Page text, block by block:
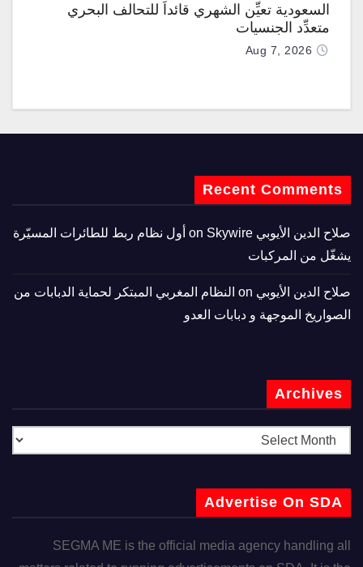
السعودية تعيِّن الشهري قائداً للتحالف البحري
متعدِّد الجنسيات
Aug 7, 2026
Recent Comments
صلاح الدين الأيوبي
Skywire أول نظام ربط للطائرات المسيّرة
يشغّل من المركبات
صلاح الدين الأيوبي
النظام المغربي المبتكر لحماية الدبابات من
الصواريخ الموجهة و دبابات العدو
Archives
Advertise On SDA
SEGMA ME is the official media agency handling all